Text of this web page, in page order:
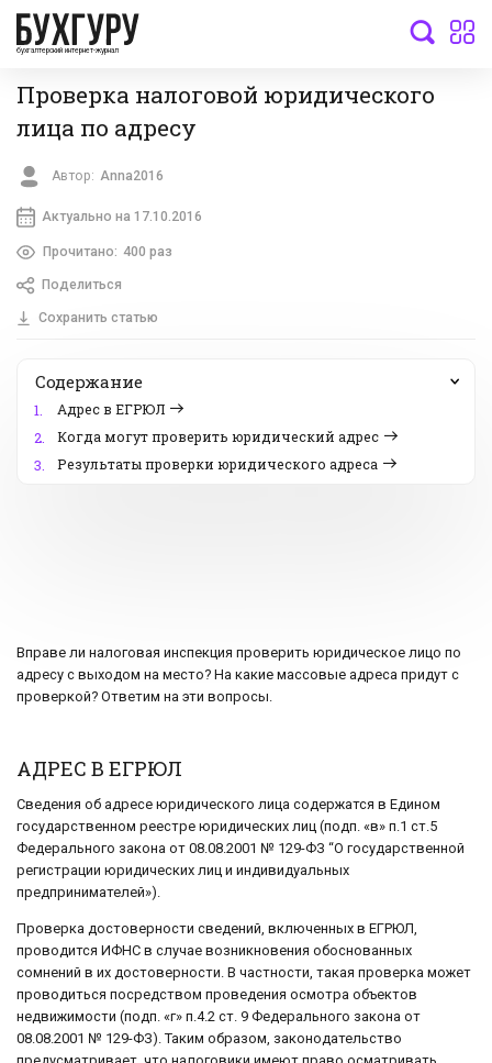
бухгалтерский интернет-журнал
Проверка налоговой юридического
лица по адресу
Автор: Anna2016
Актуально на 17.10.2016
Прочитано: 400 раз
Поделиться
Сохранить статью
Содержание
1.
Адрес в ЕГРЮЛ
2.
Когда могут проверить юридический адрес
3.
Результаты проверки юридического адреса
Вправе ли налоговая инспекция проверить юридическое лицо по
адресу с выходом на место? На какие массовые адреса придут с
проверкой? Ответим на эти вопросы.
АДРЕС В ЕГРЮЛ
Сведения об адресе юридического лица содержатся в Едином
государственном реестре юридических лиц (подп. «в» п.1 ст.5
Федерального закона от 08.08.2001 № 129-ФЗ “О государственной
регистрации юридических лиц и индивидуальных
предпринимателей»).
Проверка достоверности сведений, включенных в ЕГРЮЛ,
проводится ИФНС в случае возникновения обоснованных
сомнений в их достоверности. В частности, такая проверка может
проводиться посредством проведения осмотра объектов
недвижимости (подп. «г» п.4.2 ст. 9 Федерального закона от
08.08.2001 № 129-ФЗ). Таким образом, законодательство